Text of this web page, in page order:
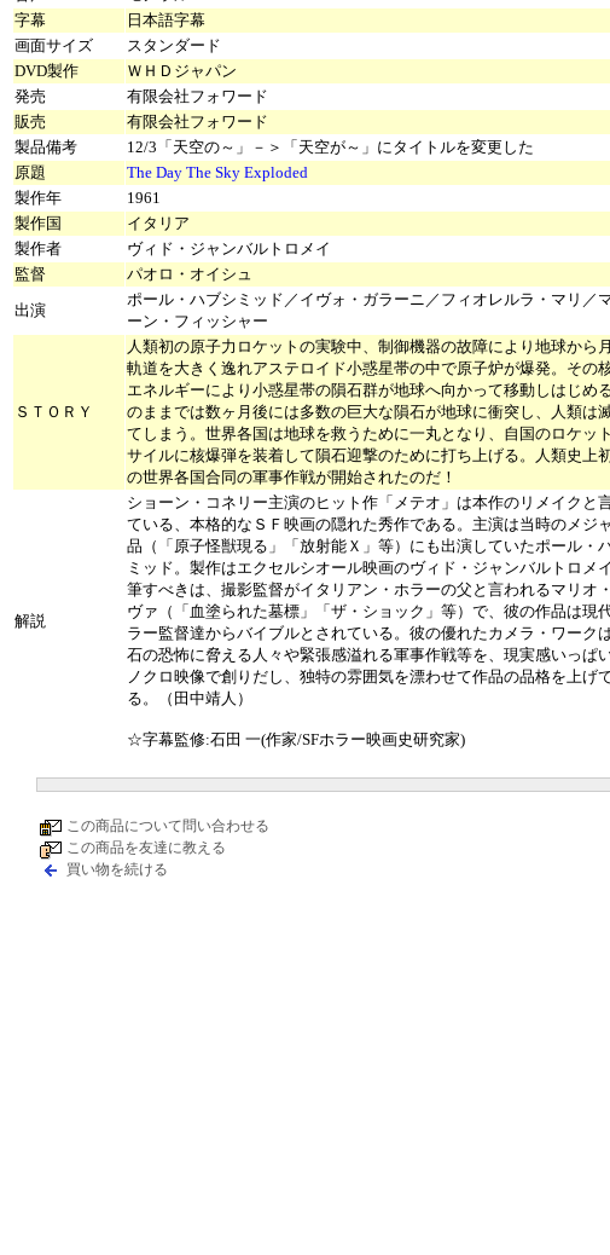
字幕
日本語字幕
画面サイズ
スタンダード
DVD製作
ＷＨＤジャパン
発売
有限会社フォワード
販売
有限会社フォワード
製品備考
12/3「天空の～」－＞「天空が～」にタイトルを変更した
原題
The Day The Sky Exploded
製作年
1961
製作国
イタリア
製作者
ヴィド・ジャンバルトロメイ
監督
パオロ・オイシュ
出演
ポール・ハブシミッド／イヴォ・ガラーニ／フィオレルラ・マリ／
ーン・フィッシャー
ＳＴＯＲＹ
人類初の原子力ロケットの実験中、制御機器の故障により地球から
軌道を大きく逸れアステロイド小惑星帯の中で原子炉が爆発。その
エネルギーにより小惑星帯の隕石群が地球へ向かって移動しはじめ
のままでは数ヶ月後には多数の巨大な隕石が地球に衝突し、人類は
てしまう。世界各国は地球を救うために一丸となり、自国のロケッ
サイルに核爆弾を装着して隕石迎撃のために打ち上げる。人類史上
の世界各国合同の軍事作戦が開始されたのだ！
解説
ショーン・コネリー主演のヒット作「メテオ」は本作のリメイクと
ている、本格的なＳＦ映画の隠れた秀作である。主演は当時のメジ
品（「原子怪獣現る」「放射能Ｘ」等）にも出演していたポール・
ミッド。製作はエクセルシオール映画のヴィド・ジャンバルトロメ
筆すべきは、撮影監督がイタリアン・ホラーの父と言われるマリオ
ヴァ（「血塗られた墓標」「ザ・ショック」等）で、彼の作品は現
ラー監督達からバイブルとされている。彼の優れたカメラ・ワーク
石の恐怖に脅える人々や緊張感溢れる軍事作戦等を、現実感いっぱ
ノクロ映像で創りだし、独特の雰囲気を漂わせて作品の品格を上げ
る。（田中靖人）
☆字幕監修:石田 一(作家/SFホラー映画史研究家)
この商品について問い合わせる
この商品を友達に教える
買い物を続ける